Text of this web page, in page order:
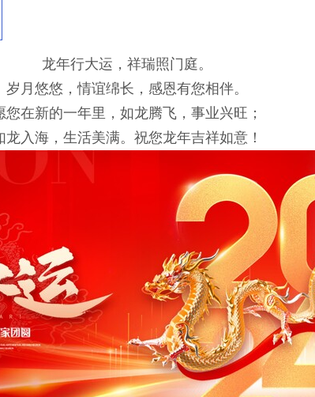
龙年行大运，祥瑞照门庭。
岁月悠悠，情谊绵长，感恩有您相伴。
您在新的一年里，如龙腾飞，事业兴旺；
龙入海，生活美满。祝您龙年吉祥如意！